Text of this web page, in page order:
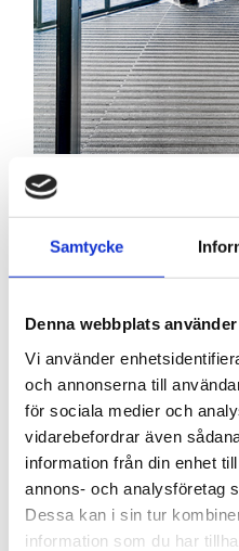
Samtycke
Denna webbplats
Vi använder
och annonserna till
för sociala medier och
vidarebefordrar även
information från din enhet
annons- och analysföretag
Dessa kan i sin tur
information som du har
Kåbe